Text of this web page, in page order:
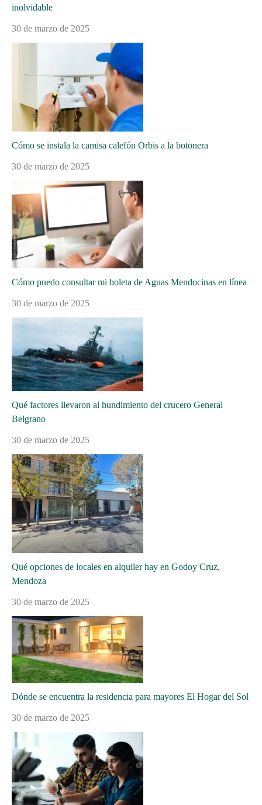
inolvidable
30 de marzo de 2025
Cómo se instala la camisa calefón Orbis a la botonera
30 de marzo de 2025
Cómo puedo consultar mi boleta de Aguas Mendocinas en línea
30 de marzo de 2025
Qué factores llevaron al hundimiento del crucero General
Belgrano
30 de marzo de 2025
Qué opciones de locales en alquiler hay en Godoy Cruz,
Mendoza
30 de marzo de 2025
Dónde se encuentra la residencia para mayores El Hogar del Sol
30 de marzo de 2025